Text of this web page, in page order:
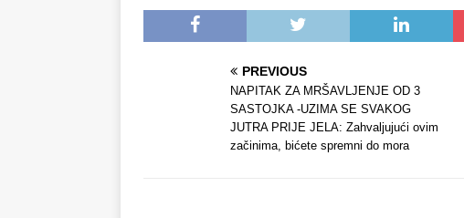
PREVIOUS
NAPITAK ZA MRŠAVLJENJE OD 3
SASTOJKA -UZIMA SE SVAKOG
JUTRA PRIJE JELA: Zahvaljujući ovim
začinima, bićete spremni do mora